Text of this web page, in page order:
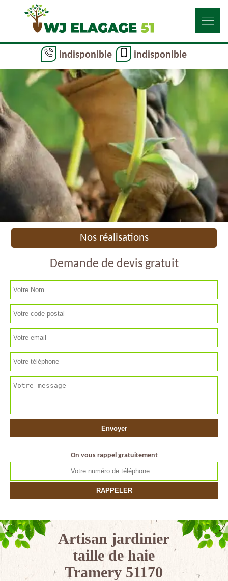
indisponible indisponible
Nos réalisations
Demande de devis gratuit
On vous rappel gratuitement
Artisan jardinier
taille de haie
Tramery 51170